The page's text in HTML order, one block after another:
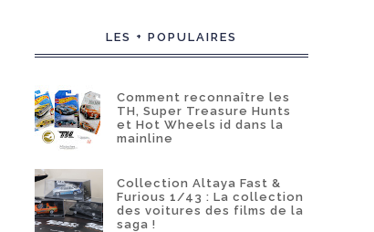
LES + POPULAIRES
Comment reconnaître les
TH, Super Treasure Hunts
et Hot Wheels id dans la
mainline
Collection Altaya Fast &
Furious 1/43 : La collection
des voitures des films de la
saga !